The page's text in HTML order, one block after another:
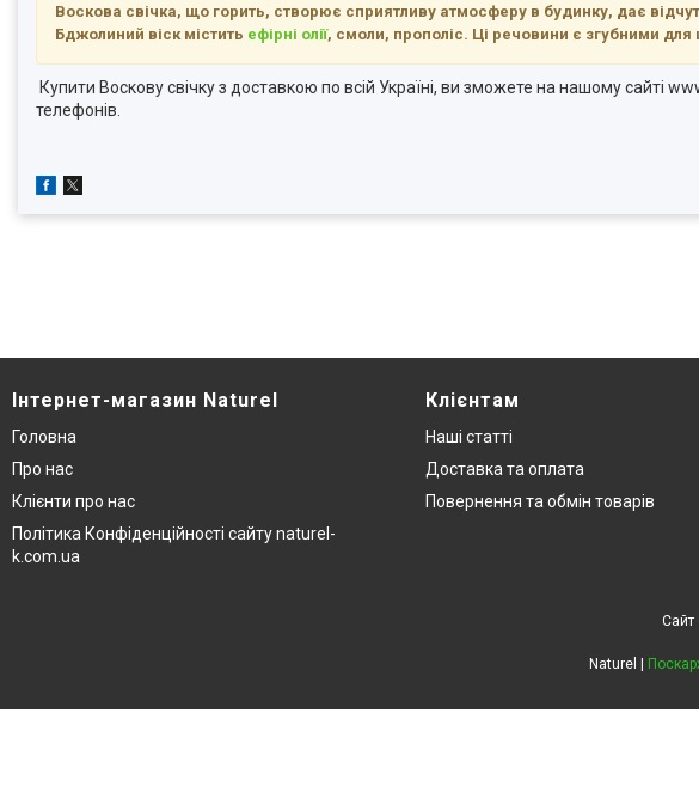
Воскова свічка, що горить, створює сприятливу атмосферу в будинку, дає
Бджолиний віск містить ефірні олії, смоли, прополіс. Ці речовини є згубними для
Купити Воскову свічку з доставкою по всій Україні, ви зможете на нашому
телефонів.
Інтернет-магазин Naturel
Головна
Про нас
Клієнти про нас
Політика Конфіденційності сайту naturel-
k.com.ua
Клієнтам
Наші статті
Доставка та оплата
Повернення та обмін товарів
Сайт
Naturel |